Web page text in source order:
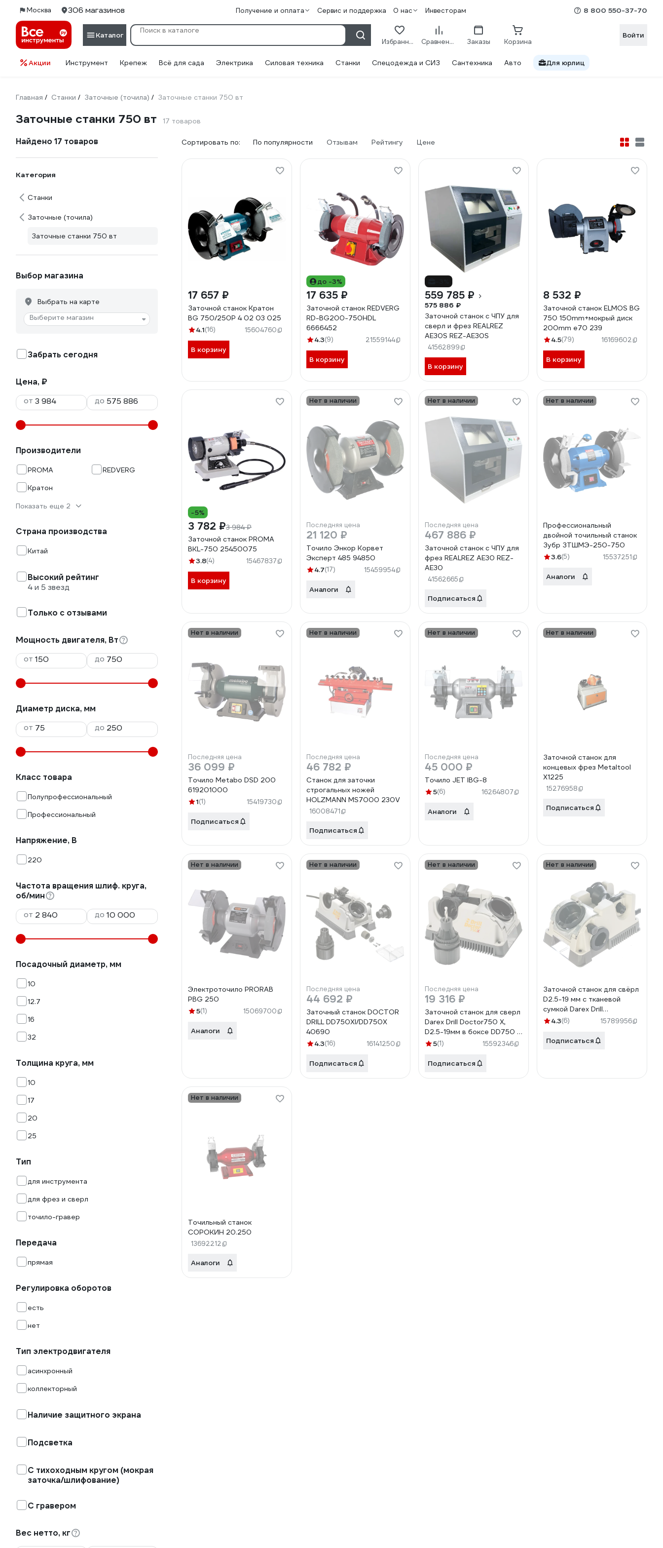
Москва 306 магазинов Получение и оплата Сервис и поддержка О нас Инвесторам 8 800 550-37-70
Каталог
Избранное Сравнение Заказы Корзина
Войти
Акции Инструмент Крепеж Всё для сада Электрика Силовая техника Станки Спецодежда и СИЗ Сантехника Авто Для юрлиц
Главная / Станки / Заточные (точила) / Заточные станки 750 вт
Заточные станки 750 вт 17 товаров
Найдено 17 товаров
Категория
Станки
Заточные (точила)
Заточные станки 750 вт
Выбор магазина
Выбрать на карте
Выберите магазин
Забрать сегодня
Цена, ₽
от
до
Производители
PROMA
REDVERG
Кратон
Показать еще 2
Страна производства
Китай
Высокий рейтинг
4 и 5 звезд
Только с отзывами
Мощность двигателя, Вт
от
до
Диаметр диска, мм
от
до
Класс товара
Полупрофессиональный
Профессиональный
Напряжение, В
220
Частота вращения шлиф. круга,
об/мин
от
до
Посадочный диаметр, мм
10
12.7
16
32
Толщина круга, мм
10
17
20
25
Тип
для инструмента
для фрез и сверл
точило-гравер
Передача
прямая
Регулировка оборотов
есть
нет
Тип электродвигателя
асинхронный
коллекторный
Наличие защитного экрана
Подсветка
С тихоходным кругом (мокрая
заточка/шлифование)
С гравером
Вес нетто, кг
Сортировать по: По популярности Отзывам Рейтингу Цене
17 657 ₽
Заточной станок Кратон
BG 750/250P 4 02 03 025
4.1(16) 15604760
В корзину
до -3%
17 635 ₽
Заточной станок REDVERG
RD-BG200-750HDL
6666452
4.3(9) 21559144
В корзину
559 785 ₽
575 886 ₽
Заточной станок с ЧПУ для
сверл и фрез REALREZ
AE30S REZ-AE30S
41562899
В корзину
8 532 ₽
Заточной станок ELMOS BG
750 150mm+мокрый диск
200mm e70 239
4.5(79) 16169602
В корзину
-5%
3 782 ₽3 984 ₽
Заточной станок PROMA
BKL-750 25450075
3.8(4) 15467837
В корзину
Нет в наличии
Последняя цена
21 120 ₽
Точило Энкор Корвет
Эксперт 485 94850
4.7(17) 15459954
Аналоги
Нет в наличии
Последняя цена
467 886 ₽
Заточной станок с ЧПУ для
фрез REALREZ AE30 REZ-
AE30
41562665
Подписаться
Нет в наличии
Профессиональный
двойной точильный станок
Зубр ЗТШМЭ-250-750
3.6(5) 15537251
Аналоги
Нет в наличии
Последняя цена
36 099 ₽
Точило Metabo DSD 200
619201000
1(1) 15419730
Подписаться
Нет в наличии
Последняя цена
46 782 ₽
Станок для заточки
строгальных ножей
HOLZMANN MS7000 230V
16008471
Подписаться
Нет в наличии
Последняя цена
45 000 ₽
Точило JET IBG-8
5(6) 16264807
Аналоги
Нет в наличии
Заточной станок для
концевых фрез Metaltool
X1225
15276958
Подписаться
Нет в наличии
Электроточило PRORAB
PBG 250
5(1) 15069700
Аналоги
Нет в наличии
Последняя цена
44 692 ₽
Заточный станок DOCTOR
DRILL DD750ХI/DD750Х
40690
4.3(16) 16141250
Подписаться
Нет в наличии
Последняя цена
19 316 ₽
Заточной станок для сверл
Darex Drill Doctor750 X,
D2.5-19мм в боксе DD750 X
I 230 В, box М00008189
5(1) 15592346
Подписаться
Нет в наличии
Заточной станок для свёрл
D2.5-19 мм с тканевой
сумкой Darex Drill
Doctor750 X М00015429
4.3(6) 15789956
Подписаться
Нет в наличии
Точильный станок
СОРОКИН 20.250
13692212
Аналоги